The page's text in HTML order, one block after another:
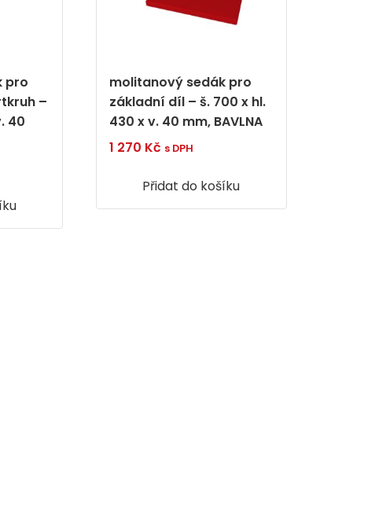
pro
–
40
molitanový sedák pro
základní díl – š. 700 x hl.
430 x v. 40 mm, BAVLNA
1 270 Kč s DPH
Přidat do košíku